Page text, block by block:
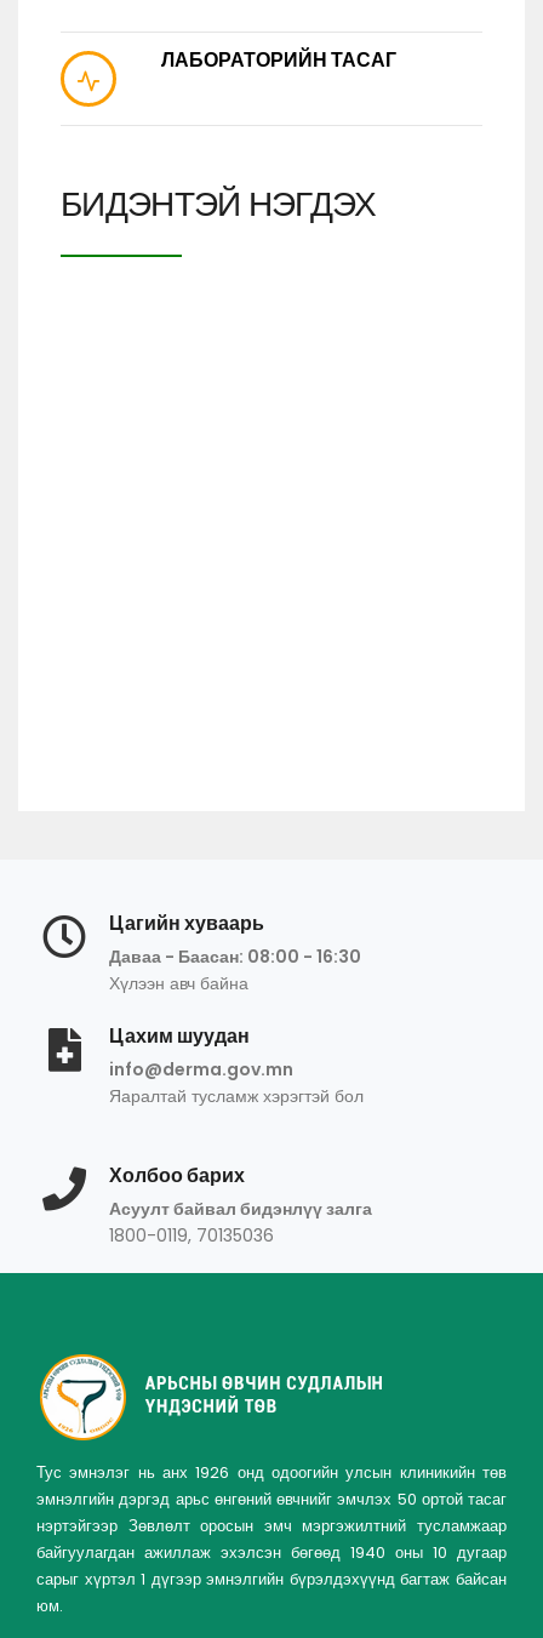
ЛАБОРАТОРИЙН ТАСАГ
БИДЭНТЭЙ НЭГДЭХ
Цагийн хуваарь
Даваа - Баасан: 08:00 - 16:30
Хүлээн авч байна
Цахим шуудан
info@derma.gov.mn
Яаралтай тусламж хэрэгтэй бол
Холбоо барих
Асуулт байвал бидэнлүү залга
1800-0119, 70135036
Тус эмнэлэг нь анх 1926 онд одоогийн улсын клиникийн төв
эмнэлгийн дэргэд арьс өнгөний өвчнийг эмчлэх 50 ортой тасаг
нэртэйгээр Зөвлөлт оросын эмч мэргэжилтний тусламжаар
байгуулагдан ажиллаж эхэлсэн бөгөөд 1940 оны 10 дугаар
сарыг хүртэл 1 дүгээр эмнэлгийн бүрэлдэхүүнд багтаж байсан
юм.